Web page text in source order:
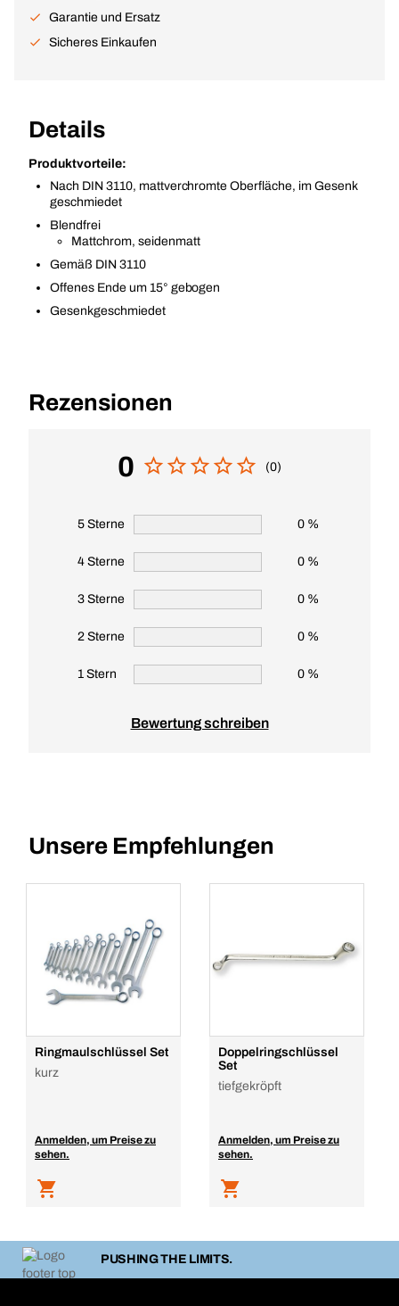
Garantie und Ersatz
Sicheres Einkaufen
Details
Produktvorteile:
Nach DIN 3110, mattverchromte Oberfläche, im Gesenk
geschmiedet
Blendfrei
Mattchrom, seidenmatt
Gemäß DIN 3110
Offenes Ende um 15° gebogen
Gesenkgeschmiedet
Rezensionen
0 (0)
5 Sterne 0 %
4 Sterne 0 %
3 Sterne 0 %
2 Sterne 0 %
1 Stern 0 %
Bewertung schreiben
Unsere Empfehlungen
Ringmaulschlüssel Set
kurz
Anmelden, um Preise zu
sehen.
Doppelringschlüssel
Set
tiefgekröpft
Anmelden, um Preise zu
sehen.
PUSHING THE LIMITS.